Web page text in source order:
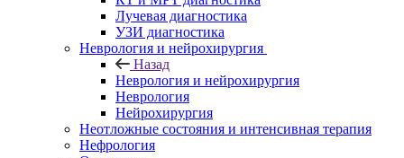
Лучевая диагностика
УЗИ диагностика
Неврология и нейрохирургия
Назад
Неврология и нейрохирургия
Неврология
Нейрохирургия
Неотложные состояния и интенсивная терапия
Нефрология